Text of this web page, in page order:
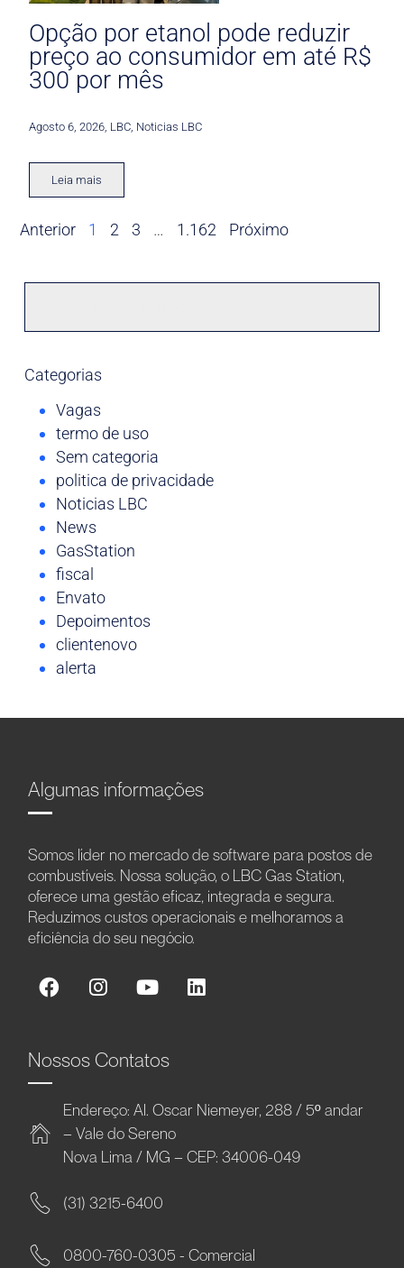
Opção por etanol pode reduzir
preço ao consumidor em até R$
300 por mês
Agosto 6, 2026 LBC Noticias LBC
Leia mais
Anterior 1 2 3 … 1.162 Próximo
Categorias
Vagas
termo de uso
Sem categoria
politica de privacidade
Noticias LBC
News
GasStation
fiscal
Envato
Depoimentos
clientenovo
alerta
Algumas informações
Somos líder no mercado de software para postos de
combustíveis. Nossa solução, o LBC Gas Station,
oferece uma gestão eficaz, integrada e segura.
Reduzimos custos operacionais e melhoramos a
eficiência do seu negócio.
Nossos Contatos
Endereço: Al. Oscar Niemeyer, 288 / 5º andar
– Vale do Sereno
Nova Lima / MG – CEP: 34006-049
(31) 3215-6400
0800-760-0305 - Comercial